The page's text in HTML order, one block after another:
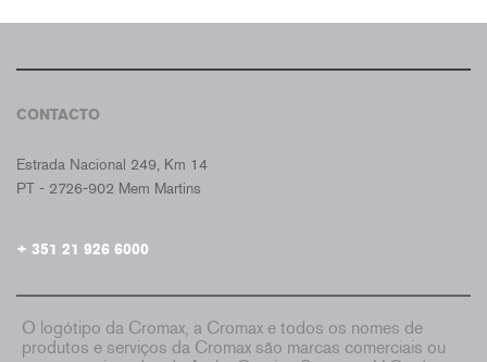
CONTACTO
Estrada Nacional 249, Km 14
PT - 2726-902 Mem Martins
+ 351 21 926 6000
O logótipo da Cromax, a Cromax e todos os nomes de
produtos e serviços da Cromax são marcas comerciais ou